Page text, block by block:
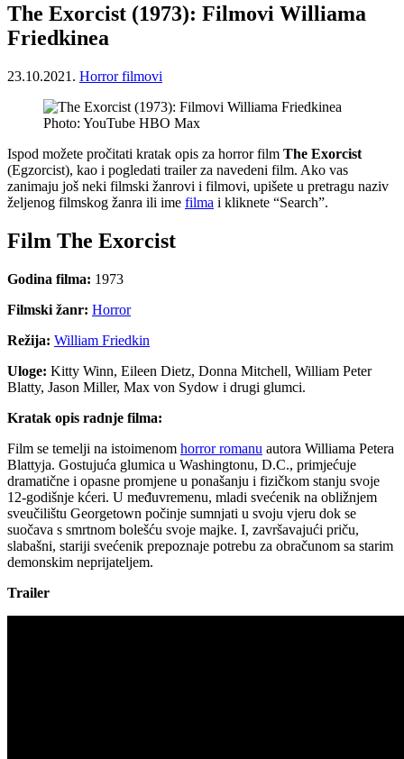
The Exorcist (1973): Filmovi Williama
Friedkinea
23.10.2021. Horror filmovi
Photo: YouTube HBO Max
Ispod možete pročitati kratak opis za horror film The Exorcist
(Egzorcist), kao i pogledati trailer za navedeni film. Ako vas
zanimaju još neki filmski žanrovi i filmovi, upišete u pretragu naziv
željenog filmskog žanra ili ime filma i kliknete “Search”.
Film The Exorcist
Godina filma: 1973
Filmski žanr: Horror
Režija: William Friedkin
Uloge: Kitty Winn, Eileen Dietz, Donna Mitchell, William Peter
Blatty, Jason Miller, Max von Sydow i drugi glumci.
Kratak opis radnje filma:
Film se temelji na istoimenom horror romanu autora Williama Petera
Blattyja. Gostujuća glumica u Washingtonu, D.C., primjećuje
dramatične i opasne promjene u ponašanju i fizičkom stanju svoje
12-godišnje kćeri. U međuvremenu, mladi svećenik na obližnjem
sveučilištu Georgetown počinje sumnjati u svoju vjeru dok se
suočava s smrtnom bolešću svoje majke. I, završavajući priču,
slabašni, stariji svećenik prepoznaje potrebu za obračunom sa starim
demonskim neprijateljem.
Trailer